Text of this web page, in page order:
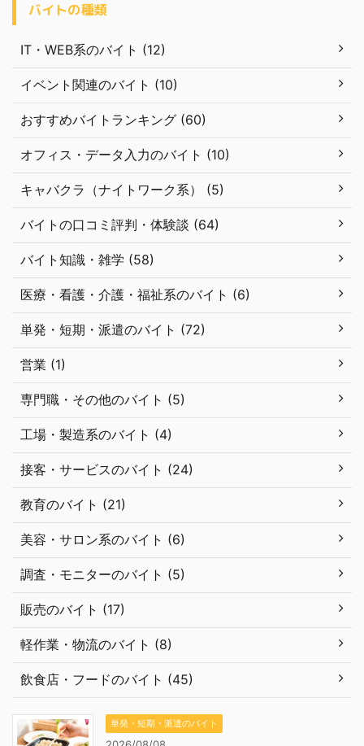
バイトの種類
IT・WEB系のバイト (12)
イベント関連のバイト (10)
おすすめバイトランキング (60)
オフィス・データ入力のバイト (10)
キャバクラ（ナイトワーク系） (5)
バイトの口コミ評判・体験談 (64)
バイト知識・雑学 (58)
医療・看護・介護・福祉系のバイト (6)
単発・短期・派遣のバイト (72)
営業 (1)
専門職・その他のバイト (5)
工場・製造系のバイト (4)
接客・サービスのバイト (24)
教育のバイト (21)
美容・サロン系のバイト (6)
調査・モニターのバイト (5)
販売のバイト (17)
軽作業・物流のバイト (8)
飲食店・フードのバイト (45)
単発・短期・派遣のバイト